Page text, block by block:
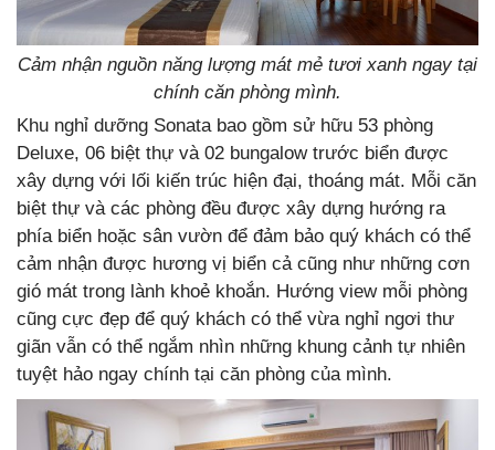
Cảm nhận nguồn năng lượng mát mẻ tươi xanh ngay tại
chính căn phòng mình.
Khu nghỉ dưỡng Sonata bao gồm sử hữu 53 phòng
Deluxe, 06 biệt thự và 02 bungalow trước biển được
xây dựng với lối kiến trúc hiện đại, thoáng mát. Mỗi căn
biệt thự và các phòng đều được xây dựng hướng ra
phía biển hoặc sân vườn để đảm bảo quý khách có thể
cảm nhận được hương vị biển cả cũng như những cơn
gió mát trong lành khoẻ khoắn. Hướng view mỗi phòng
cũng cực đẹp để quý khách có thể vừa nghỉ ngơi thư
giãn vẫn có thể ngắm nhìn những khung cảnh tự nhiên
tuyệt hảo ngay chính tại căn phòng của mình.